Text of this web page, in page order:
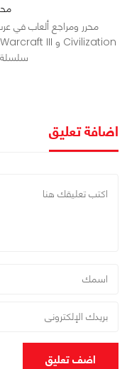
محرر ومراجع ألعاب في
سلسلة Mount and Blade.
اضافة تعليق
اضف تعليق